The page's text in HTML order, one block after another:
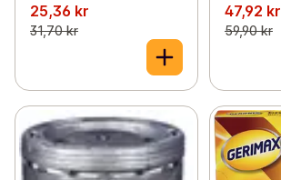
25,36 kr
31,70 kr
47,92 kr
59,90 kr